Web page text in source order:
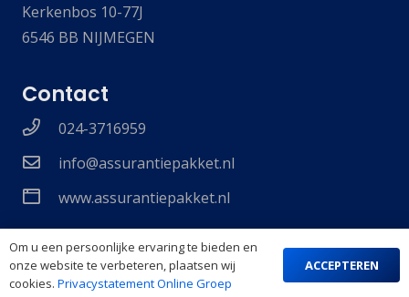
Kerkenbos 10-77J
6546 BB NIJMEGEN
Contact
024-3716959
info@assurantiepakket.nl
www.assurantiepakket.nl
© 2025 Online Software BV
Om u een persoonlijke ervaring te bieden en
onze website te verbeteren, plaatsen wij
cookies. Privacystatement Online Groep
ACCEPTEREN